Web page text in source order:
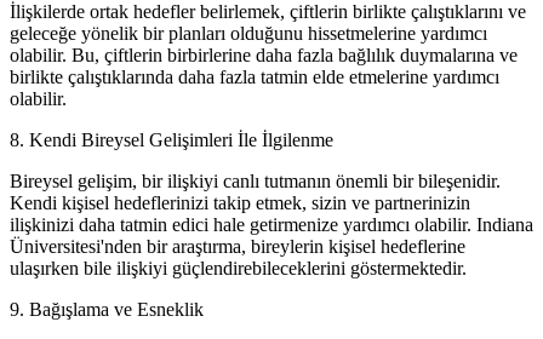
İlişkilerde ortak hedefler belirlemek, çiftlerin birlikte çalıştıklarını ve
geleceğe yönelik bir planları olduğunu hissetmelerine yardımcı
olabilir. Bu, çiftlerin birbirlerine daha fazla bağlılık duymalarına ve
birlikte çalıştıklarında daha fazla tatmin elde etmelerine yardımcı
olabilir.
8. Kendi Bireysel Gelişimleri İle İlgilenme
Bireysel gelişim, bir ilişkiyi canlı tutmanın önemli bir bileşenidir.
Kendi kişisel hedeflerinizi takip etmek, sizin ve partnerinizin
ilişkinizi daha tatmin edici hale getirmenize yardımcı olabilir. Indiana
Üniversitesi'nden bir araştırma, bireylerin kişisel hedeflerine
ulaşırken bile ilişkiyi güçlendirebileceklerini göstermektedir.
9. Bağışlama ve Esneklik